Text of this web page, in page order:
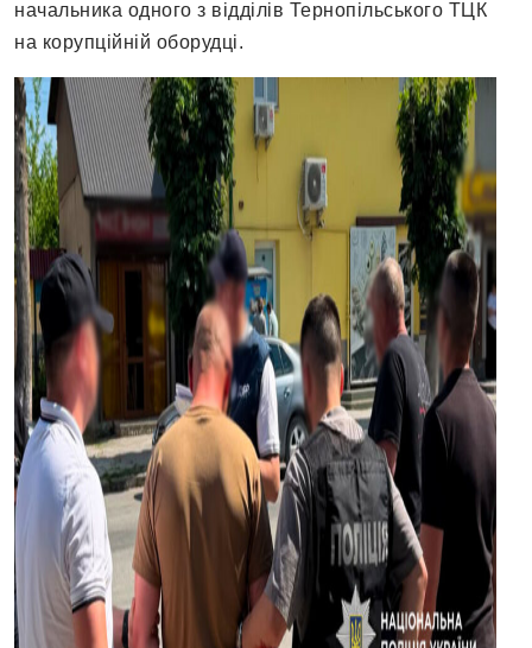
начальника одного з відділів Тернопільського ТЦК
на корупційній оборудці.